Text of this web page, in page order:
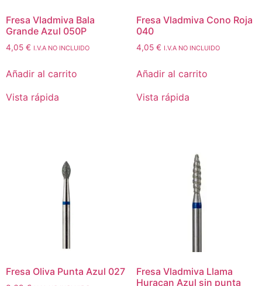
Fresa Vladmiva Bala
Grande Azul 050P
4,05 € I.V.A NO INCLUIDO
Añadir al carrito
Vista rápida
Fresa Vladmiva Cono Roja
040
4,05 € I.V.A NO INCLUIDO
Añadir al carrito
Vista rápida
Fresa Oliva Punta Azul 027
Fresa Vladmiva Llama
Huracan Azul sin punta